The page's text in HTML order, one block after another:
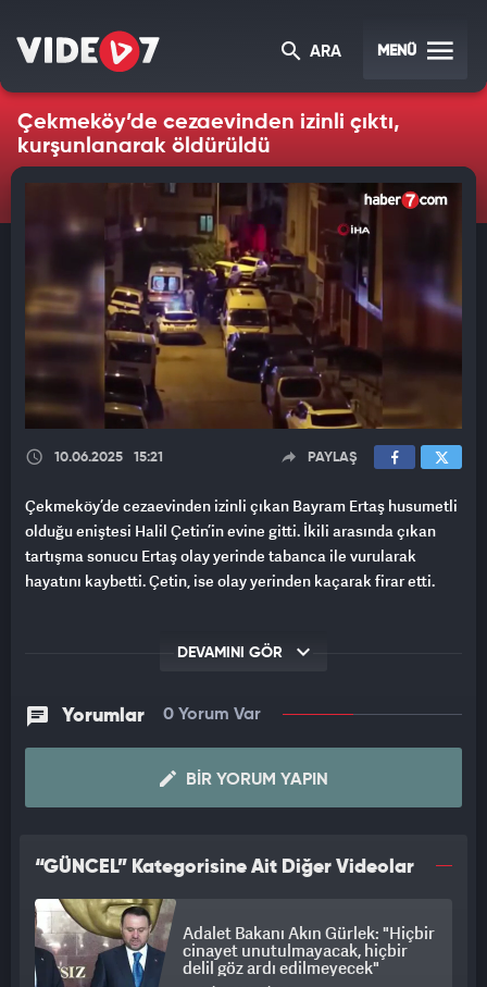
ARA MENÜ
Çekmeköy’de cezaevinden izinli çıktı,
kurşunlanarak öldürüldü
10.06.2025 15:21 PAYLAŞ
Çekmeköy’de cezaevinden izinli çıkan Bayram Ertaş husumetli
olduğu eniştesi Halil Çetin’in evine gitti. İkili arasında çıkan
tartışma sonucu Ertaş olay yerinde tabanca ile vurularak
hayatını kaybetti. Çetin, ise olay yerinden kaçarak firar etti.
DEVAMINI GÖR
Yorumlar 0 Yorum Var
BIR YORUM YAPIN
“GÜNCEL” Kategorisine Ait Diğer Videolar
Adalet Bakanı Akın Gürlek: "Hiçbir
cinayet unutulmayacak, hiçbir
delil göz ardı edilmeyecek"